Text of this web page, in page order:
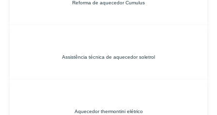
Reforma de aquecedor Cumulus
Assistência técnica de aquecedor soletrol
Aquecedor thermontini elétrico